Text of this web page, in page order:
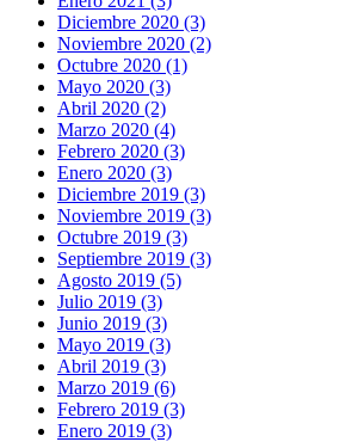
Diciembre 2020 (3)
Noviembre 2020 (2)
Octubre 2020 (1)
Mayo 2020 (3)
Abril 2020 (2)
Marzo 2020 (4)
Febrero 2020 (3)
Enero 2020 (3)
Diciembre 2019 (3)
Noviembre 2019 (3)
Octubre 2019 (3)
Septiembre 2019 (3)
Agosto 2019 (5)
Julio 2019 (3)
Junio 2019 (3)
Mayo 2019 (3)
Abril 2019 (3)
Marzo 2019 (6)
Febrero 2019 (3)
Enero 2019 (3)